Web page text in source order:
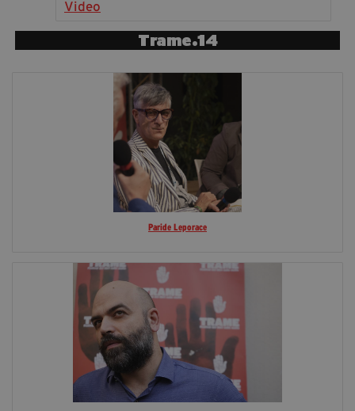
segreteria@tramefestival.it
info@tramefestival.itTrame.14
Paride Leporace
Video